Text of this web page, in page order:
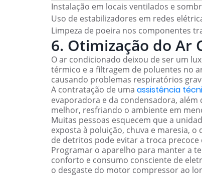
Instalação em locais ventilados e
Uso de estabilizadores em redes
Limpeza de poeira nos componentes
6. Otimização do Ar
O ar condicionado deixou de ser um
térmico e a filtragem de poluentes no
causando problemas respiratórios
A contratação de uma assistência
evaporadora e da condensadora,
melhor, resfriando o ambiente em
Muitas pessoas esquecem que a
exposta à poluição, chuva e maresia,
de detritos pode evitar a troca
Programar o aparelho para manter a
conforto e consumo consciente de
o desgaste do motor compressor ao